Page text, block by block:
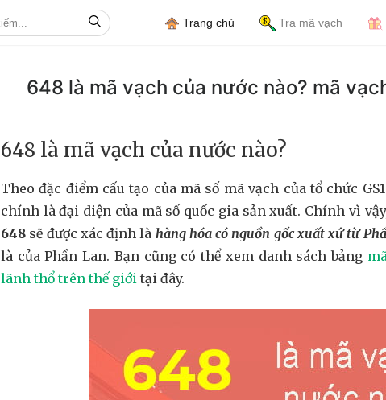
Trang chủ Tra mã vạch
648 là mã vạch của nước nào? mã
648 là mã vạch của nước nào?
Theo đặc điểm cấu tạo của mã số mã vạch của tổ chức
chính là đại diện của mã số quốc gia sản xuất. Chính vì
648 sẽ được xác định là hàng hóa có nguồn gốc xuất xứ từ
là của Phần Lan. Bạn cũng có thể xem danh sách bảng
lãnh thổ trên thế giới tại đây.